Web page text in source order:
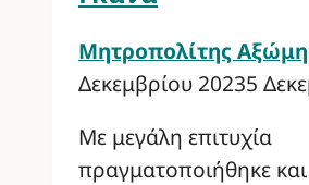
Μητροπολίτης
Δεκεμβρίου 20235
Με μεγάλη επιτυχία
πραγματοποιήθηκε